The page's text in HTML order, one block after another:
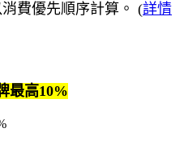
費優先順序計算。 (詳情
最高10%